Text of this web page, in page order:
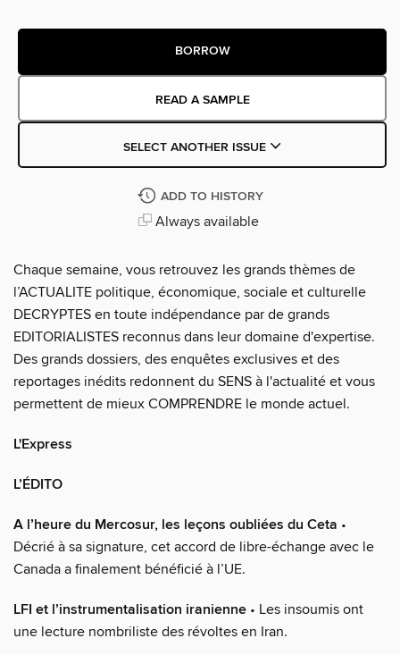
BORROW
READ A SAMPLE
SELECT ANOTHER ISSUE
ADD TO HISTORY
Always available
Chaque semaine, vous retrouvez les grands thèmes de
l’ACTUALITE politique, économique, sociale et culturelle
DECRYPTES en toute indépendance par de grands
EDITORIALISTES reconnus dans leur domaine d'expertise.
Des grands dossiers, des enquêtes exclusives et des
reportages inédits redonnent du SENS à l'actualité et vous
permettent de mieux COMPRENDRE le monde actuel.
L'Express
L’ÉDITO
A l’heure du Mercosur, les leçons oubliées du Ceta •
Décrié à sa signature, cet accord de libre-échange avec le
Canada a finalement bénéficié à l’UE.
LFI et l’instrumentalisation iranienne • Les insoumis ont
une lecture nombriliste des révoltes en Iran.